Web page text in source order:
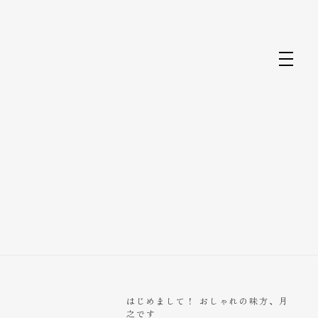
はじめまして！ おしゃれの味方、月
之です